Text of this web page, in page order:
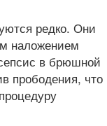
редко. Они
наложением
в брюшной
прободения, что